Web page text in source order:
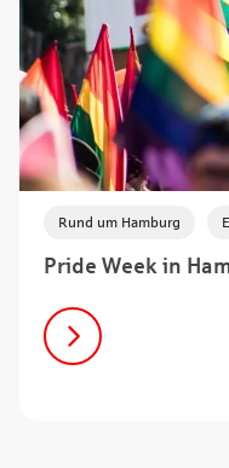
Pride Week in
Rund um Hamburg